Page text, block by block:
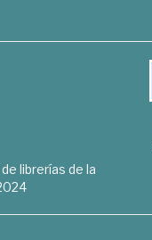
librerías de la